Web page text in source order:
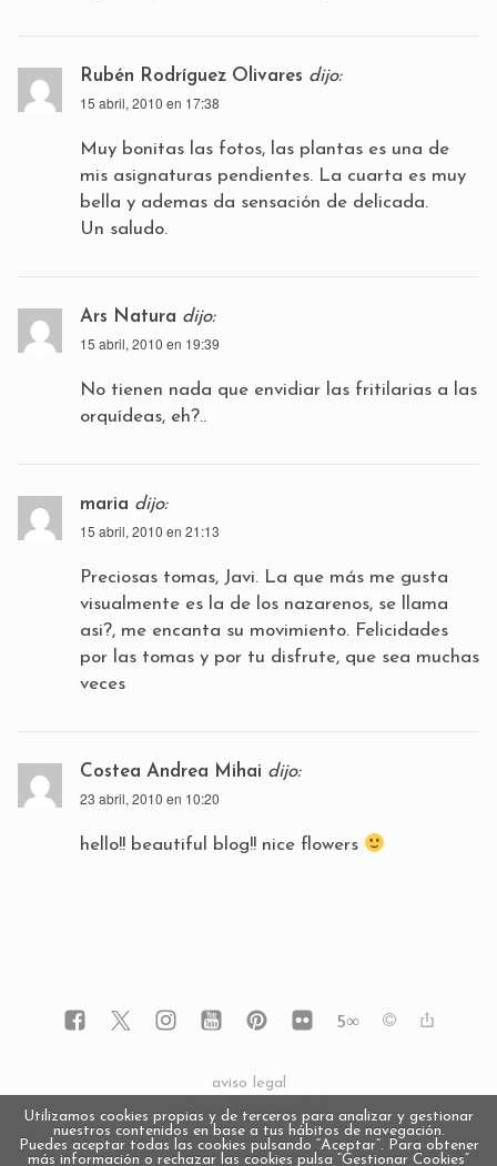
Rubén Rodríguez Olivares dijo:
15 abril, 2010 en 17:38
Muy bonitas las fotos, las plantas es una de
mis asignaturas pendientes. La cuarta es muy
bella y ademas da sensación de delicada.
Un saludo.
Ars Natura dijo:
15 abril, 2010 en 19:39
No tienen nada que envidiar las fritilarias a las
orquídeas, eh?..
maria dijo:
15 abril, 2010 en 21:13
Preciosas tomas, Javi. La que más me gusta
visualmente es la de los nazarenos, se llama
asi?, me encanta su movimiento. Felicidades
por las tomas y por tu disfrute, que sea muchas
veces
Costea Andrea Mihai dijo:
23 abril, 2010 en 10:20
hello!! beautiful blog!! nice flowers
5∞
aviso legal
política de privacidad
política de cookies
Utilizamos cookies propias y de terceros para analizar y gestionar
nuestros contenidos en base a tus hábitos de navegación.
Puedes aceptar todas las cookies pulsando “Aceptar”. Para obtener
más información o rechazar las cookies pulsa “Gestionar Cookies“